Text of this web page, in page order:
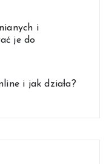
i
je do
i jak działa?